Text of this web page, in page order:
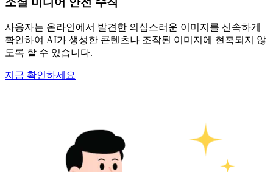
사용자는 온라인에서 발견한 의심스러운 이미지를 신속하게
확인하여 AI가 생성한 콘텐츠나 조작된 이미지에 현혹되지 않
도록 할 수 있습니다.
지금 확인하세요